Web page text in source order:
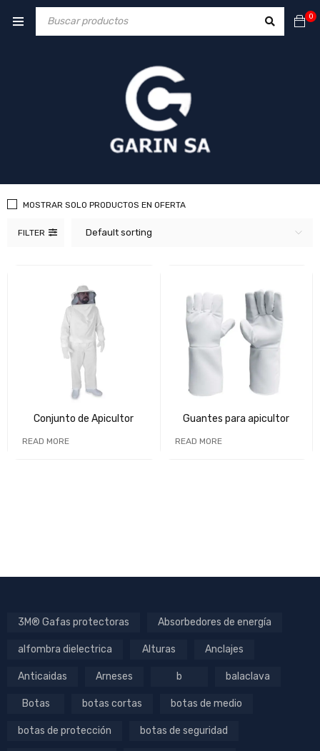
0
FILTER Default sorting
MOSTRAR SOLO PRODUCTOS EN OFERTA
Conjunto de Apicultor
READ MORE
Guantes para apicultor
READ MORE
3M® Gafas protectoras Absorbedores de energía
alfombra dielectrica Alturas Anclajes
Anticaidas Arneses b balaclava
Botas botas cortas botas de medio
botas de protección botas de seguridad